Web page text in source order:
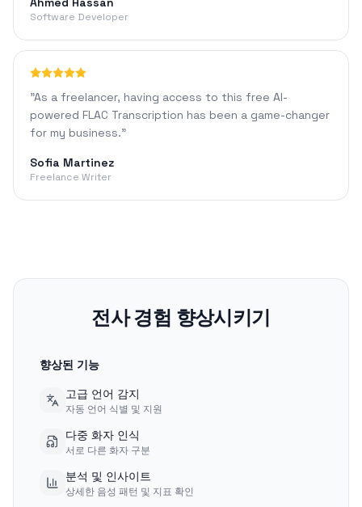
Software Developer
"As a freelancer, having access to this free AI-
powered FLAC Transcription has been a game-changer
for my business."
Sofia Martinez
Freelance Writer
전사 경험 향상시키기
향상된 기능
고급 언어 감지
자동 언어 식별 및 지원
다중 화자 인식
서로 다른 화자 구분
분석 및 인사이트
상세한 음성 패턴 및 지표 확인